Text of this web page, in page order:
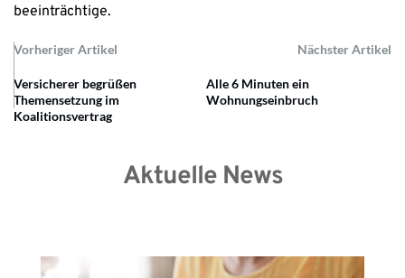
beeinträchtige.
Vorheriger Artikel Nächster Artikel
Versicherer begrüßen
Themensetzung im
Koalitionsvertrag
Alle 6 Minuten ein
Wohnungseinbruch
Aktuelle News